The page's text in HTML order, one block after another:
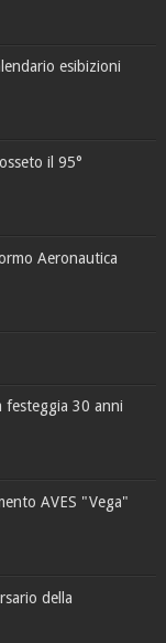
esibizioni
il 95°
Aeronautica
festeggia 30 anni
AVES "Vega"
della